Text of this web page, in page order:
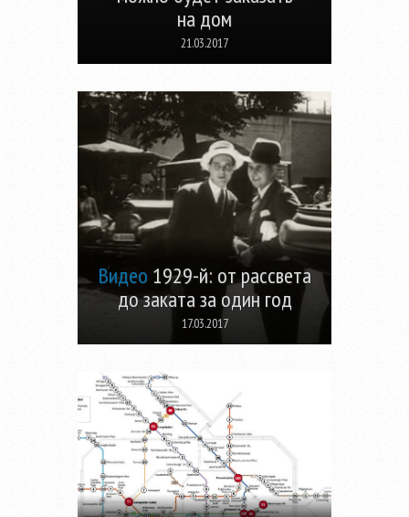
на дом
21.03.2017
Видео 1929-й: от рассвета
до заката за один год
17.03.2017